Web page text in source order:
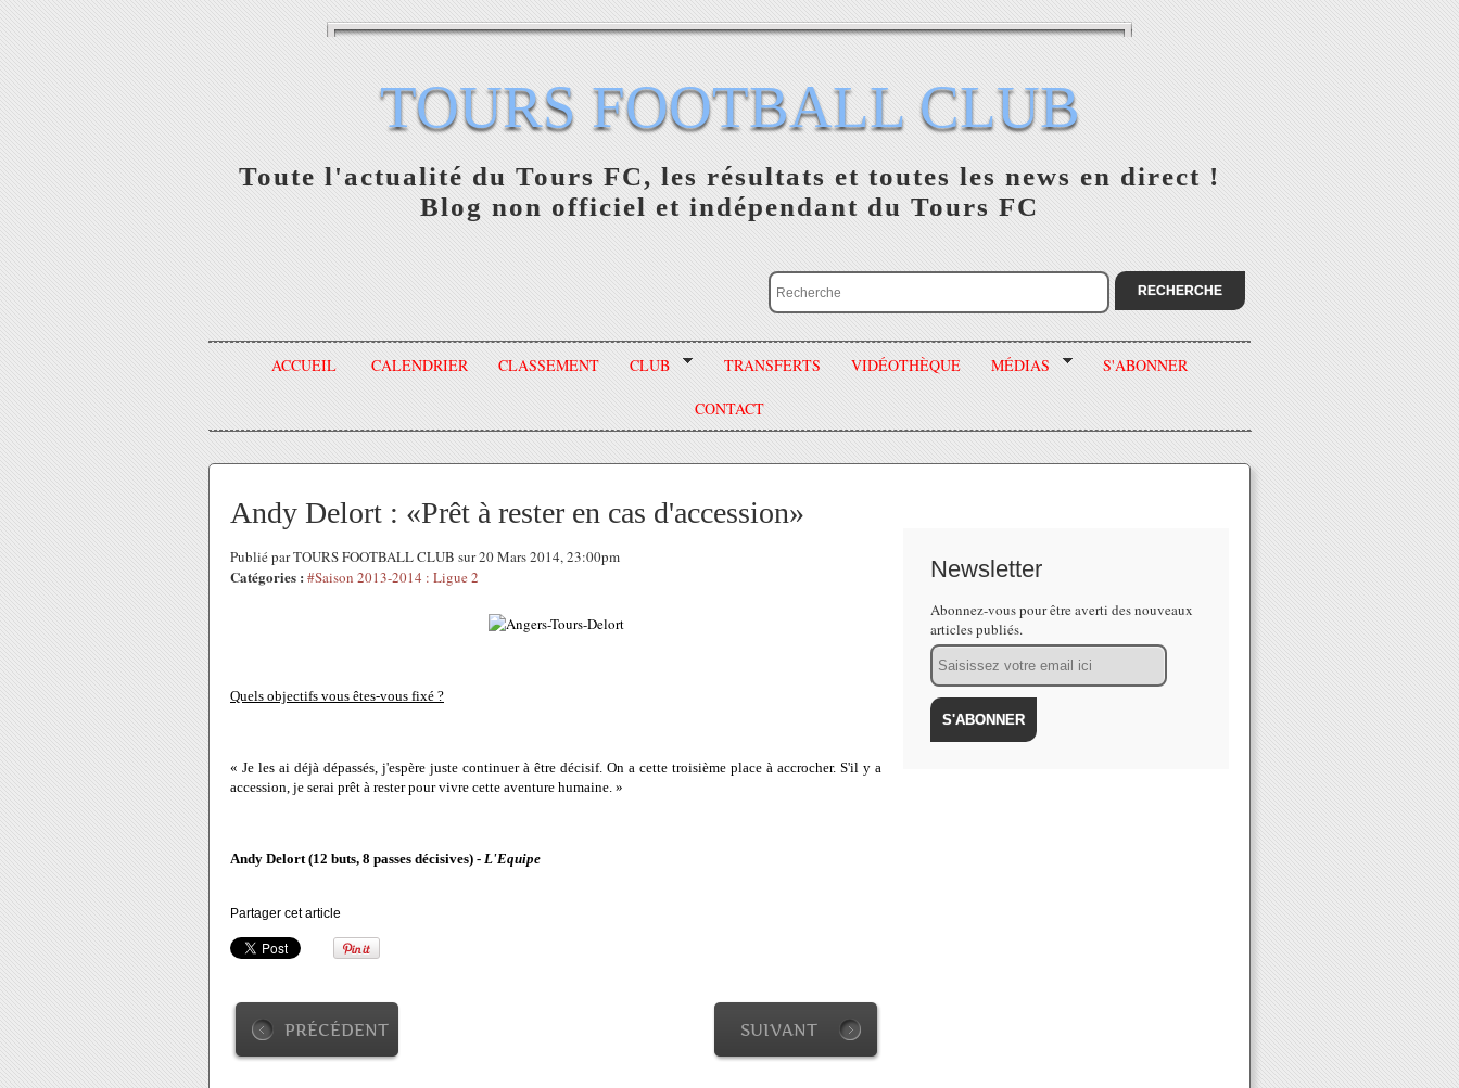
TOURS FOOTBALL CLUB
Toute l'actualité du Tours FC, les résultats et toutes les news en direct !
Blog non officiel et indépendant du Tours FC
ACCUEIL CALENDRIER CLASSEMENT CLUB TRANSFERTS VIDÉOTHÈQUE MÉDIAS S'ABONNER
CONTACT
Andy Delort : «Prêt à rester en cas d'accession»
Publié par TOURS FOOTBALL CLUB sur 20 Mars 2014, 23:00pm
Catégories : #Saison 2013-2014 : Ligue 2
Quels objectifs vous êtes-vous fixé ?
« Je les ai déjà dépassés, j'espère juste continuer à être décisif. On a cette troisième place à accrocher. S'il y a
accession, je serai prêt à rester pour vivre cette aventure humaine. »
Andy Delort (12 buts, 8 passes décisives) - L'Equipe
Partager cet article
PRÉCÉDENT SUIVANT
Newsletter
Abonnez-vous pour être averti des nouveaux
articles publiés.
Email